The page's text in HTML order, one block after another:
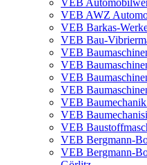
VEB
VEB AWZ
VEB Barkas-
VEB Bau-
VEB
VEB
VEB
VEB
VEB
VEB
VEB
VEB Bergmann-
VEB Bergmann-